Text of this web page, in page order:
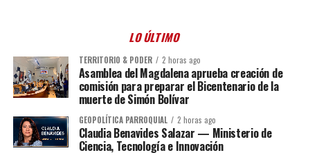
LO ÚLTIMO
TERRITORIO & PODER 2 horas ago
Asamblea del Magdalena aprueba creación de
comisión para preparar el Bicentenario de la
muerte de Simón Bolívar
GEOPOLÍTICA PARROQUIAL 2 horas ago
Claudia Benavides Salazar — Ministerio de
Ciencia, Tecnología e Innovación